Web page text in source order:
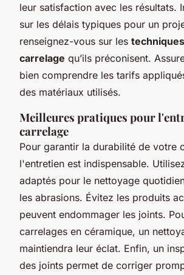
leur satisfaction avec les résultats.
sur les délais typiques pour un
renseignez-vous sur les
carrelage qu’ils préconisent.
bien comprendre les tarifs
des matériaux utilisés.
Meilleures pratiques pour
carrelage
Pour garantir la durabilité de votre
l'entretien est indispensable.
adaptés pour le nettoyage
les abrasions. Évitez les produits
peuvent endommager les joints.
carrelages en céramique, un
maintiendra leur éclat. Enfin, un
des joints permet de corriger